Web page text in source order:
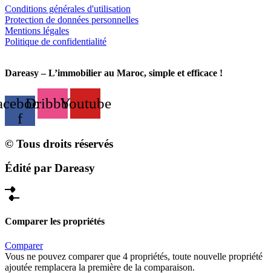
Conditions générales d'utilisation
Protection de données personnelles
Mentions légales
Politique de confidentialité
Dareasy – L’immobilier au Maroc, simple et efficace !
f
DribbbleYoutube
© Tous droits réservés
Édité par Dareasy
Comparer les propriétés
Comparer
Vous ne pouvez comparer que 4 propriétés, toute nouvelle propriété
ajoutée remplacera la première de la comparaison.